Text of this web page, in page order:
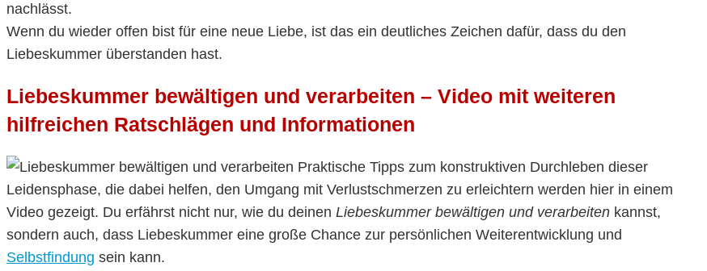
nachlässt.
Wenn du wieder offen bist für eine neue Liebe, ist das ein deutliches Zeichen dafür, dass du den
Liebeskummer überstanden hast.
Liebeskummer bewältigen und verarbeiten – Video mit weiteren
hilfreichen Ratschlägen und Informationen
Praktische Tipps zum konstruktiven Durchleben dieser
Leidensphase, die dabei helfen, den Umgang mit Verlustschmerzen zu erleichtern werden hier in einem
Video gezeigt. Du erfährst nicht nur, wie du deinen Liebeskummer bewältigen und verarbeiten kannst,
sondern auch, dass Liebeskummer eine große Chance zur persönlichen Weiterentwicklung und
Selbstfindung sein kann.